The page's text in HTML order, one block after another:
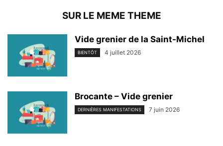
SUR LE MEME THEME
Vide grenier de la Saint-Michel
BIENTÔT 4 juillet 2026
Brocante – Vide grenier
DERNIÈRES MANIFESTATIONS 7 juin 2026